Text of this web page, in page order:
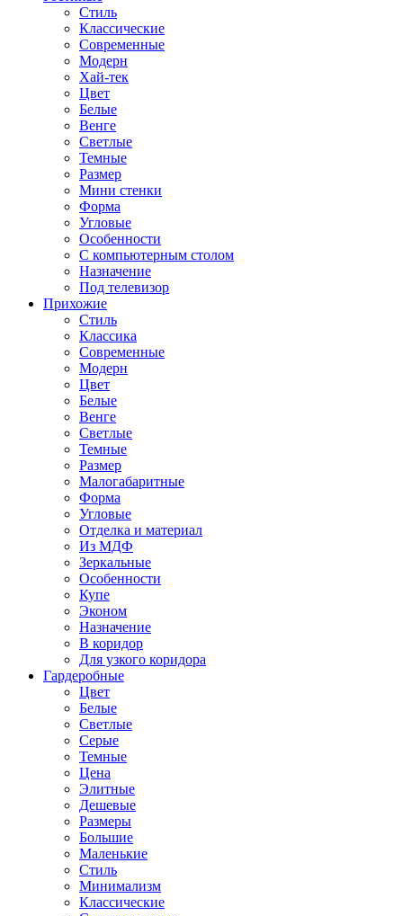
Стиль
Классические
Современные
Модерн
Хай-тек
Цвет
Белые
Венге
Светлые
Темные
Размер
Мини стенки
Форма
Угловые
Особенности
С компьютерным столом
Назначение
Под телевизор
Прихожие
Стиль
Классика
Современные
Модерн
Цвет
Белые
Венге
Светлые
Темные
Размер
Малогабаритные
Форма
Угловые
Отделка и материал
Из МДФ
Зеркальные
Особенности
Купе
Эконом
Назначение
В коридор
Для узкого коридора
Гардеробные
Цвет
Белые
Светлые
Серые
Темные
Цена
Элитные
Дешевые
Размеры
Большие
Маленькие
Стиль
Минимализм
Классические